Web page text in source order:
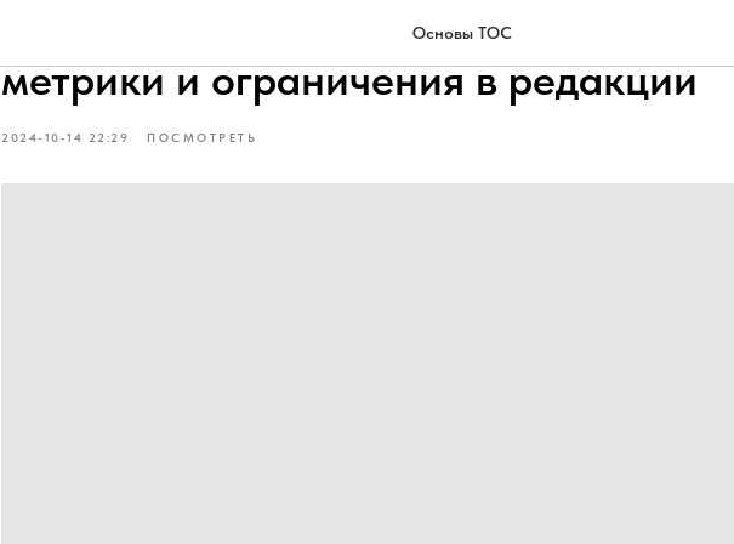
Основы ТОС
ТОС-разговор с Ириной Ильяховой:
метрики и ограничения в редакции
2024-10-14 22:29 ПОСМОТРЕТЬ